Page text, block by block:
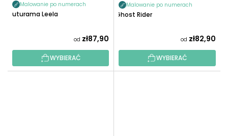
Malowanie po numerach
Futurama Leela
od zł87,90
WYBIERAĆ
Malowanie po numerach
Ghost Rider
od zł82,90
WYBIERAĆ